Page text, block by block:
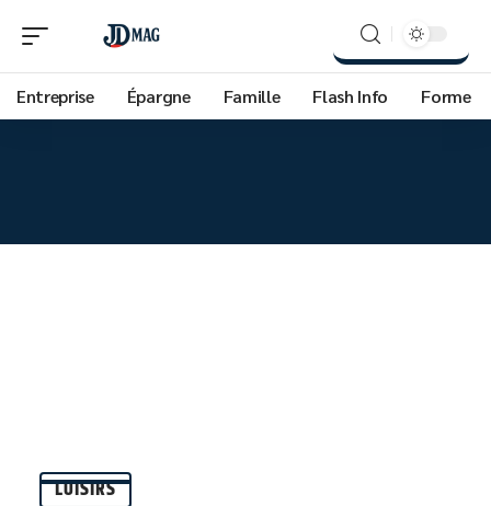
Entreprise Épargne Famille Flash Info Forme
LOISIRS